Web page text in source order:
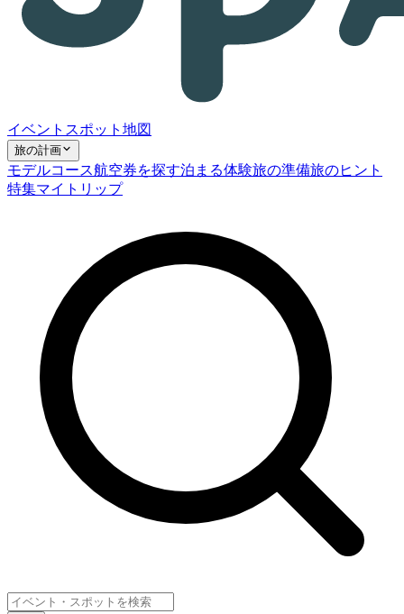
イベント スポット 地図
旅の計画
モデルコース航空券を探す泊まる体験旅の準備旅のヒント
特集マイトリップ